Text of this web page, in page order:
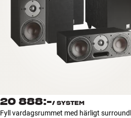
Tillbehör
INSPIRATION
MÄRKEN
ERBJUDANDEN
20 888:-/ SYSTEM
Fyll vardagsrummet med härligt